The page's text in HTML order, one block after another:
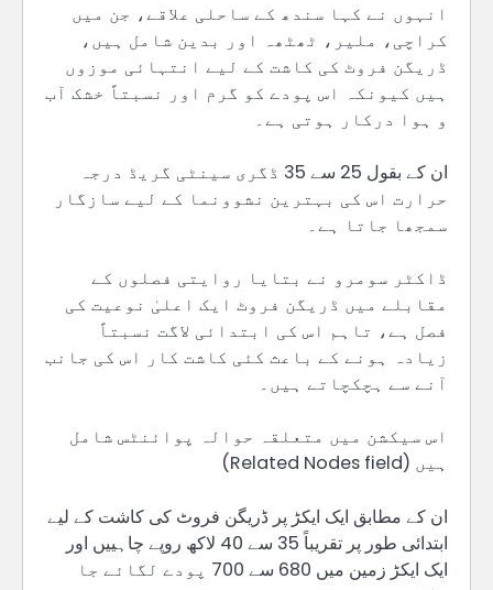
انہوں نے کہا سندھ کے ساحلی علاقے، جن میں
کراچی، ملیر، ٹھٹھہ اور بدین شامل ہیں،
ڈریگن فروٹ کی کاشت کے لیے انتہائی موزوں
ہیں کیونکہ اس پودے کو گرم اور نسبتاً خشک آب
و ہوا درکار ہوتی ہے۔
ان کے بقول 25 سے 35 ڈگری سینٹی گریڈ درجہ
حرارت اس کی بہترین نشوونما کے لیے سازگار
سمجھا جاتا ہے۔
ڈاکٹر سومرو نے بتایا روایتی فصلوں کے
مقابلے میں ڈریگن فروٹ ایک اعلیٰ نوعیت کی
فصل ہے، تاہم اس کی ابتدائی لاگت نسبتاً
زیادہ ہونے کے باعث کئی کاشت کار اس کی جانب
آنے سے ہچکچاتے ہیں۔
اس سیکشن میں متعلقہ حوالہ پوائنٹس شامل
ہیں (Related Nodes field)
ان کے مطابق ایک ایکڑ پر ڈریگن فروٹ کی کاشت کے لیے
ابتدائی طور پر تقریباً 35 سے 40 لاکھ روپے چاہییں اور
ایک ایکڑ زمین میں 680 سے 700 پودے لگائے جا